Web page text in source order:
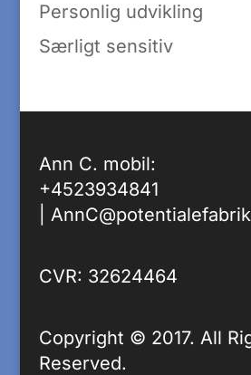
Personlig udvikling
Særligt sensitiv
Ann C. mobil:
+4523934841
CVR: 32624464
Copyright © 2017. All
Reserved.